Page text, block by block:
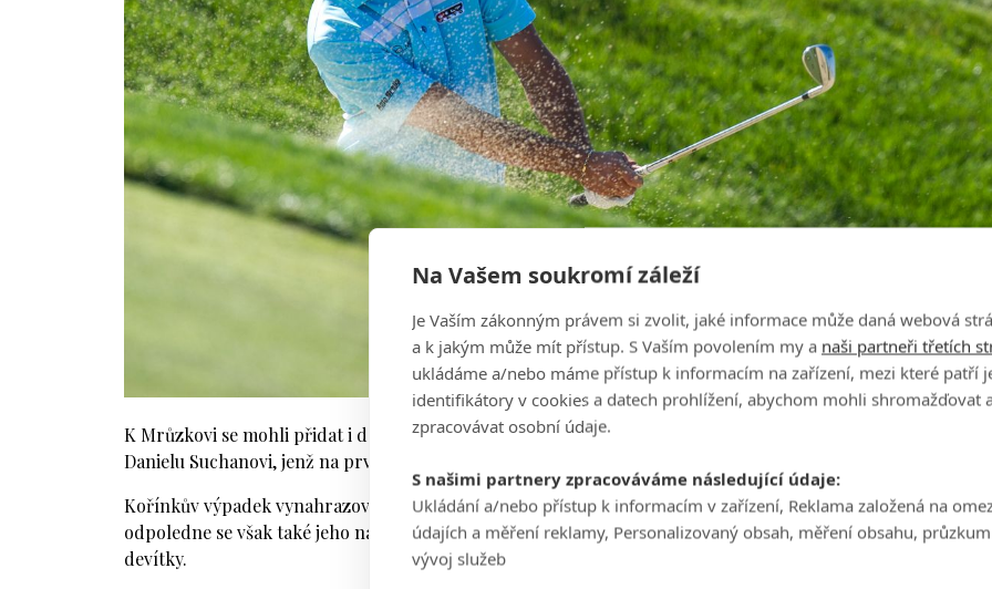
Na Vašem soukromí záleží
Je Vaším zákonným právem si zvolit, jaké informace může daná webová
a k jakým může mít přístup. S Vaším povolením my a naši partneři třetích
ukládáme a/nebo máme přístup k informacím na zařízení, mezi které patří
identifikátory v cookies a datech prohlížení, abychom mohli shromažďovat
zpracovávat osobní údaje.
S našimi partnery zpracováváme následující údaje:
Ukládání a/nebo přístup k informacím v zařízení, Reklama založená na
údajích a měření reklamy, Personalizovaný obsah, měření obsahu,
vývoj služeb
K Mrůzkovi se mohli přidat i další Češi. Ze včerejších hrdinů, Suchana s Kořínkem, se sice od začátku dařilo
Danielu Suchanovi, jenž na prvních dvou jamkách zahrál birdie a posunul se na -3.
Kořínkův výpadek vynahrazoval Jan Cafourek, který šel už tradičně lepší druhou osmnáctku. S postupem
odpoledne se však také jeho naděje začaly postupně rozpadat. Cafourka srazily tři bogey v závěru druhé
devítky.